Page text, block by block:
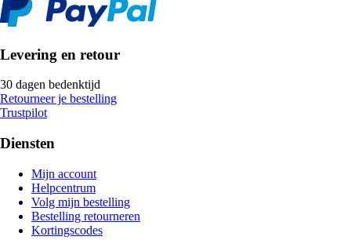
Levering en retour
30 dagen bedenktijd
Retourneer je bestelling
Trustpilot
Diensten
Mijn account
Helpcentrum
Volg mijn bestelling
Bestelling retourneren
Kortingscodes